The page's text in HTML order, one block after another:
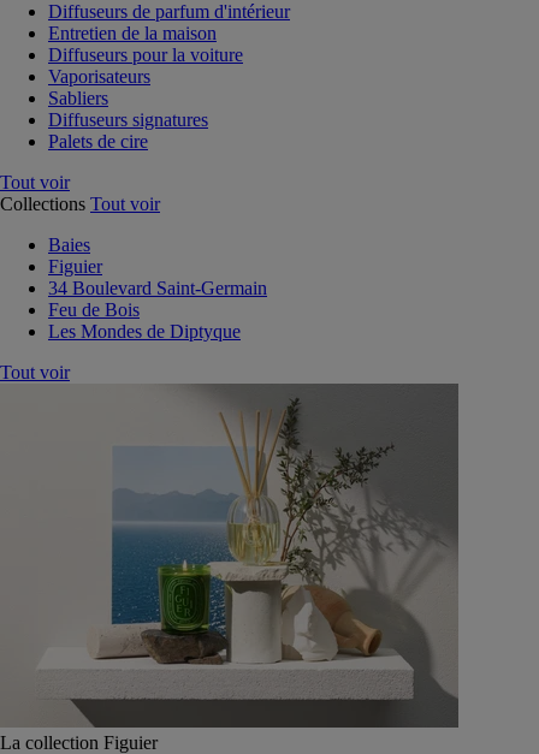
Diffuseurs de parfum d'intérieur
Entretien de la maison
Diffuseurs pour la voiture
Vaporisateurs
Sabliers
Diffuseurs signatures
Palets de cire
Tout voir
Collections Tout voir
Baies
Figuier
34 Boulevard Saint-Germain
Feu de Bois
Les Mondes de Diptyque
Tout voir
La collection Figuier